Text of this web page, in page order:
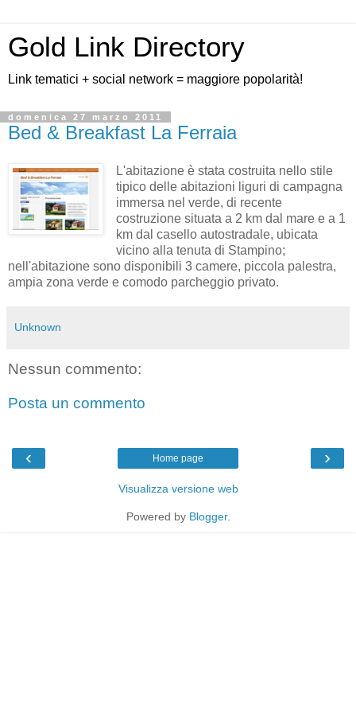
Gold Link Directory
Link tematici + social network = maggiore popolarità!
domenica 27 marzo 2011
Bed & Breakfast La Ferraia
L'abitazione è stata costruita nello stile
tipico delle abitazioni liguri di campagna
immersa nel verde, di recente
costruzione situata a 2 km dal mare e a 1
km dal casello autostradale, ubicata
vicino alla tenuta di Stampino;
nell'abitazione sono disponibili 3 camere, piccola palestra,
ampia zona verde e comodo parcheggio privato.
Unknown
Nessun commento:
Posta un commento
‹ ›
Home page
Visualizza versione web
Powered by Blogger.